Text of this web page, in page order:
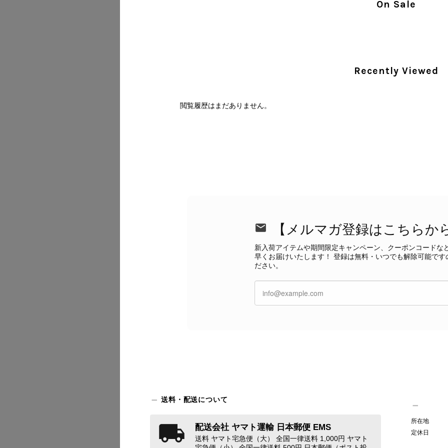
CELINE セリーヌ 財布 ブラック ガンチーニ レザー 3つ折り vintage ヴィンテージ オールド 6xspmn
この度も当店をご利用いただき、そして心温ま
今回も商品を無事にお受け取りいただき、状態
て見つけたカラーとデザイン」とのお言葉や、
本当に嬉しく思っております。 さらに、前回ご
す。 またご縁がございましたら、ぜひよろしく
2026/07/07
発送が早く、商品も画像と一致しており満足です。 素敵な
On Sale
Recently Viewed
閲覧履歴はまだありません。
【メルマガ登録はこちらか
新入荷アイテムや期間限定キャンペーン、クーポンコードな
早くお届けいたします！ 登録は無料・いつでも解除可能です
ださい。
送料・配送について
配送会社 ヤマト運輸 日本郵便 EMS
送料 ヤマト宅急便（大） 全国一律送料 1,000円 ヤマト
所在地
定休日